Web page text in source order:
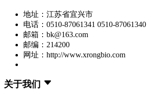
地址：江苏省宜兴市
电话：0510-87061341 0510-87061340
邮箱：bk@163.com
邮编：214200
网址：http://www.xrongbio.com
关于我们